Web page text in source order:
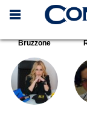
Bruzzone